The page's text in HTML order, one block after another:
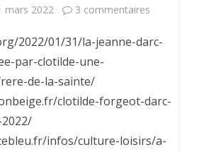
mars 2022 3 commentaires
2022
2022/01/31/la-jeanne-darc-
par-clotilde-une-
de-la-sainte/
clotilde-forgeot-darc-
infos/culture-loisirs/a-